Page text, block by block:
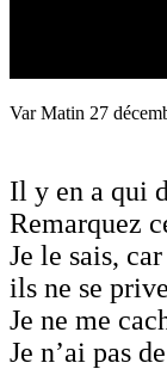
Var Matin 27
Il y en a qui
Remarquez
Je le sais,
ils ne se
Je ne me
Je n’ai pas